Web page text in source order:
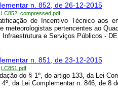
n. 852, de 26-12-2015
LC852_compressed.pdf
de Incentivo Técnico aos
meteorologistas pertencentes ao
Infraestrutura e Serviços Públicos -
n. 851, de 23-12-2015
LC851.pdf
do § 1º, do artigo 133, da Lei
da Lei Complementar n. 846, de 8